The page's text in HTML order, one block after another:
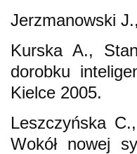
Jerzmanowski
Kurska A.,
dorobku
Kielce 2005.
Leszczyńska
Wokół nowej